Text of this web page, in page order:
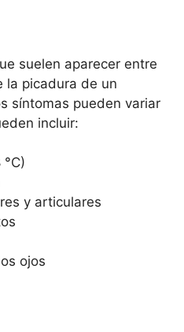
suelen aparecer entre
la picadura de un
síntomas pueden variar
incluir:
y articulares
ojos